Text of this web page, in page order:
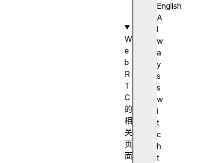
English
A
l
w
a
y
s
s
w
i
t
c
h
t
W
e
b
R
T
C
的
相
关
页
面